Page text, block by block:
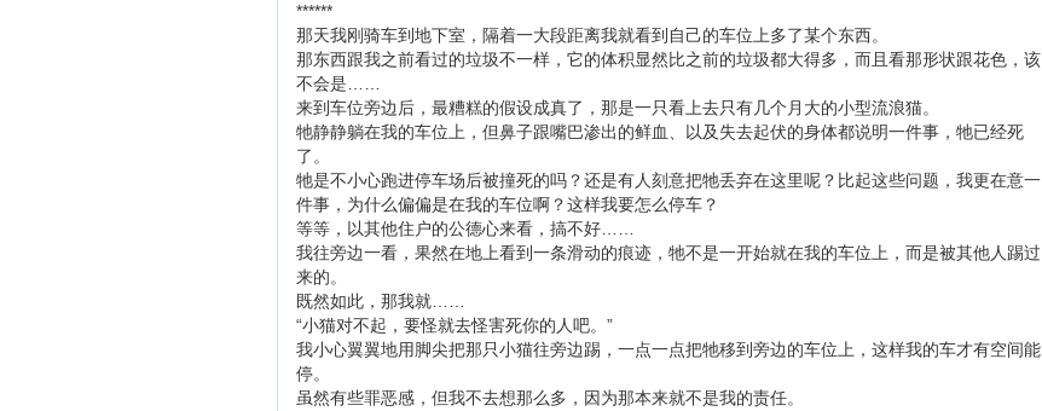
******
那天我刚骑车到地下室，隔着一大段距离我就看到自己的车位上多了某个东西。
那东西跟我之前看过的垃圾不一样，它的体积显然比之前的垃圾都大得多，而且看那形状跟花色，该
不会是……
来到车位旁边后，最糟糕的假设成真了，那是一只看上去只有几个月大的小型流浪猫。
牠静静躺在我的车位上，但鼻子跟嘴巴渗出的鲜血、以及失去起伏的身体都说明一件事，牠已经死
了。
牠是不小心跑进停车场后被撞死的吗？还是有人刻意把牠丢弃在这里呢？比起这些问题，我更在意一
件事，为什么偏偏是在我的车位啊？这样我要怎么停车？
等等，以其他住户的公德心来看，搞不好……
我往旁边一看，果然在地上看到一条滑动的痕迹，牠不是一开始就在我的车位上，而是被其他人踢过
来的。
既然如此，那我就……
“小猫对不起，要怪就去怪害死你的人吧。”
我小心翼翼地用脚尖把那只小猫往旁边踢，一点一点把牠移到旁边的车位上，这样我的车才有空间能
停。
虽然有些罪恶感，但我不去想那么多，因为那本来就不是我的责任。